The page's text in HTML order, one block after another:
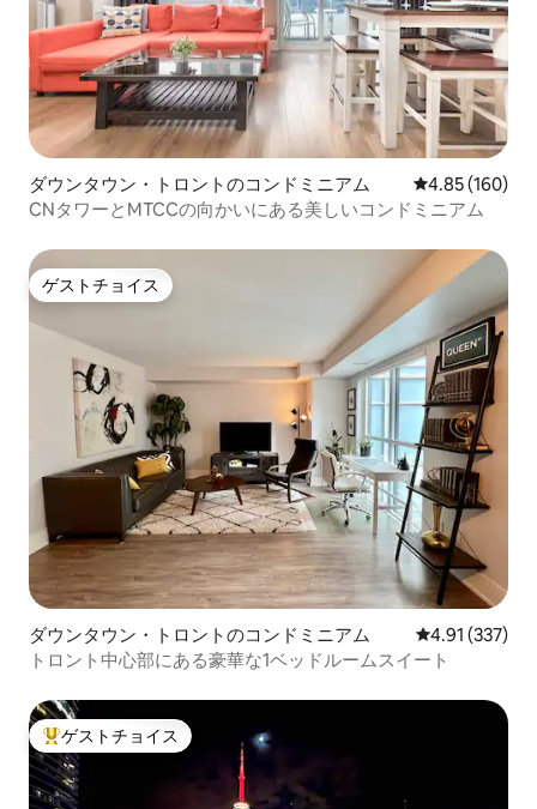
ダウンタウン・トロントのコンドミニアム レビュー160
4.85 (160)
CNタワーとMTCCの向かいにある美しいコンドミニアム
ゲストチョイス
ゲストチョイス
ダウンタウン・トロントのコンドミニアム レビュー337
4.91 (337)
トロント中心部にある豪華な1ベッドルームスイート
大好評のゲストチョイスです。
ゲストチョイス